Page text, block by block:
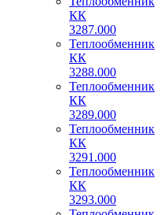
КК
3287.000
Теплообменник
КК
3288.000
Теплообменник
КК
3289.000
Теплообменник
КК
3291.000
Теплообменник
КК
3293.000